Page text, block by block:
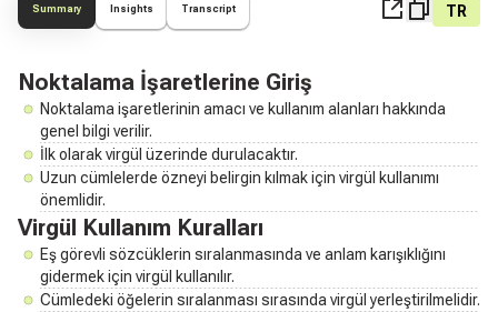
Summary Insights Transcript TR
Noktalama İşaretlerine Giriş
Noktalama işaretlerinin amacı ve kullanım alanları hakkında
genel bilgi verilir.
İlk olarak virgül üzerinde durulacaktır.
Uzun cümlelerde özneyi belirgin kılmak için virgül kullanımı
önemlidir.
Virgül Kullanım Kuralları
Eş görevli sözcüklerin sıralanmasında ve anlam karışıklığını
gidermek için virgül kullanılır.
Cümledeki öğelerin sıralanması sırasında virgül yerleştirilmelidir.